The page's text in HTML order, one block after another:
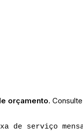
orçamento.
de serviço